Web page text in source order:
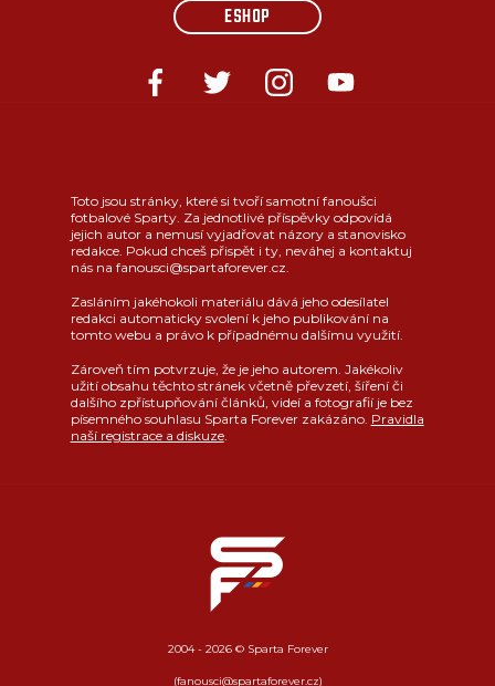
ESHOP
Toto jsou stránky, které si tvoří samotní fanoušci
fotbalové Sparty. Za jednotlivé příspěvky odpovídá
jejich autor a nemusí vyjadřovat názory a stanovisko
redakce. Pokud chceš přispět i ty, neváhej a kontaktuj
nás na fanousci@spartaforever.cz.
Zasláním jakéhokoli materiálu dává jeho odesílatel
redakci automaticky svolení k jeho publikování na
tomto webu a právo k případnému dalšímu využití.
Zároveň tím potvrzuje, že je jeho autorem. Jakékoliv
užití obsahu těchto stránek včetně převzetí, šíření či
dalšího zpřístupňování článků, videí a fotografií je bez
písemného souhlasu Sparta Forever zakázáno. Pravidla
naší registrace a diskuze.
2004 - 2026 © Sparta Forever
(fanousci@spartaforever.cz)